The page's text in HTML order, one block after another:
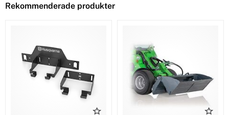
Rekommenderade produkter